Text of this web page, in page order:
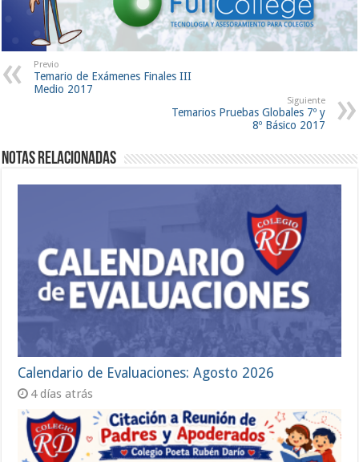
Previo
Temario de Exámenes Finales III
Medio 2017
Siguiente
Temarios Pruebas Globales 7º y
8º Básico 2017
Notas Relacionadas
Calendario de Evaluaciones: Agosto 2026
4 días atrás